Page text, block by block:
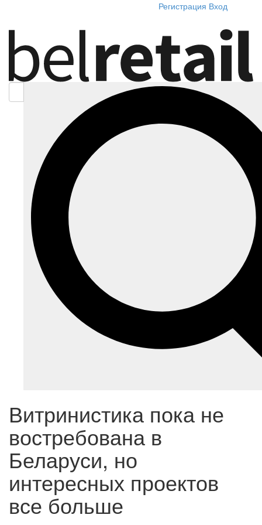
Регистрация Вход
Витринистика пока не
востребована в
Беларуси, но
интересных проектов
все больше